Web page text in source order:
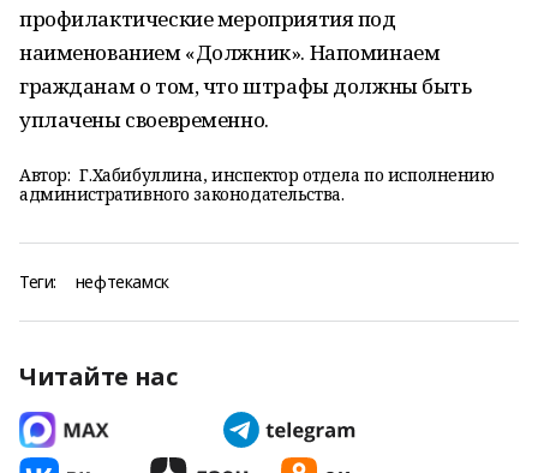
профилактические мероприятия под
наименованием «Должник». Напоминаем
гражданам о том, что штрафы должны быть
уплачены своевременно.
Автор: Г.Хабибуллина, инспектор отдела по исполнению
административного законодательства.
Теги: нефтекамск
Читайте нас